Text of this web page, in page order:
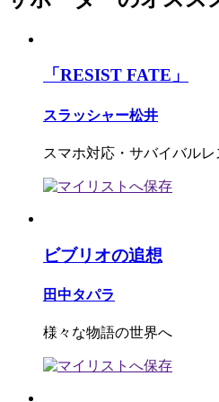
「RESIST FATE」
スラッシャー松井
スマホ対応・サバイバル
ビブリオの追想
田中タパラ
様々な物語の世界へ